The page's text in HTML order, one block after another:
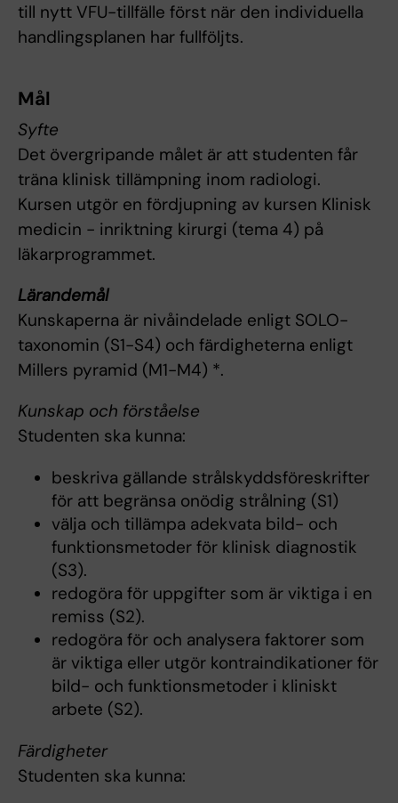
till nytt VFU-tillfälle först när den individuella
handlingsplanen har fullföljts.
Mål
Syfte
Det övergripande målet är att studenten får
träna klinisk tillämpning inom radiologi.
Kursen utgör en fördjupning av kursen Klinisk
medicin - inriktning kirurgi (tema 4) på
läkarprogrammet.
Lärandemål
Kunskaperna är nivåindelade enligt SOLO-
taxonomin (S1-S4) och färdigheterna enligt
Millers pyramid (M1-M4) *.
Kunskap och förståelse
Studenten ska kunna:
beskriva gällande strålskyddsföreskrifter
för att begränsa onödig strålning (S1)
välja och tillämpa adekvata bild- och
funktionsmetoder för klinisk diagnostik
(S3).
redogöra för uppgifter som är viktiga i en
remiss (S2).
redogöra för och analysera faktorer som
är viktiga eller utgör kontraindikationer för
bild- och funktionsmetoder i kliniskt
arbete (S2).
Färdigheter
Studenten ska kunna: